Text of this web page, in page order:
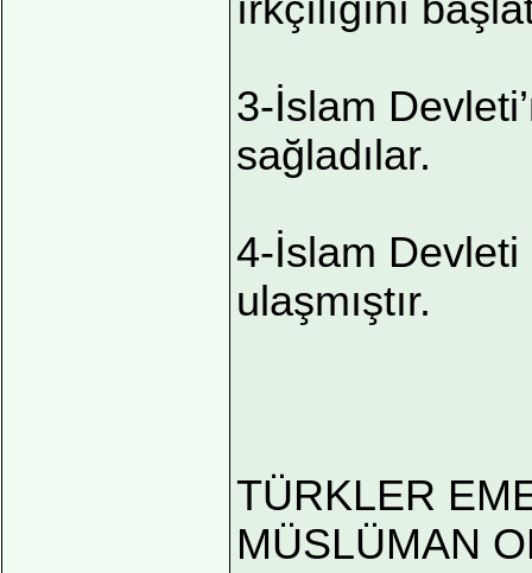
3-İslam
sağladılar.
4-İslam Devleti
ulaşmıştır.
TÜRKLER
MÜSLÜMAN